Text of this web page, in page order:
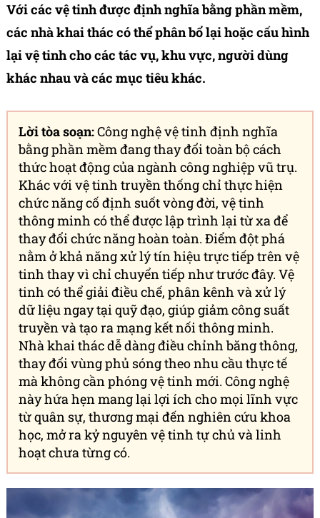
Với các vệ tinh được định nghĩa bằng phần mềm,
các nhà khai thác có thể phân bổ lại hoặc cấu hình
lại vệ tinh cho các tác vụ, khu vực, người dùng
khác nhau và các mục tiêu khác.
Lời tòa soạn:Công nghệ vệ tinh định nghĩa
bằng phần mềm đang thay đổi toàn bộ cách
thức hoạt động của ngành công nghiệp vũ trụ.
Khác với vệ tinh truyền thống chỉ thực hiện
chức năng cố định suốt vòng đời, vệ tinh
thông minh có thể được lập trình lại từ xa để
thay đổi chức năng hoàn toàn. Điểm đột phá
nằm ở khả năng xử lý tín hiệu trực tiếp trên vệ
tinh thay vì chỉ chuyển tiếp như trước đây. Vệ
tinh có thể giải điều chế, phân kênh và xử lý
dữ liệu ngay tại quỹ đạo, giúp giảm công suất
truyền và tạo ra mạng kết nối thông minh.
Nhà khai thác dễ dàng điều chỉnh băng thông,
thay đổi vùng phủ sóng theo nhu cầu thực tế
mà không cần phóng vệ tinh mới. Công nghệ
này hứa hẹn mang lại lợi ích cho mọi lĩnh vực
từ quân sự, thương mại đến nghiên cứu khoa
học, mở ra kỷ nguyên vệ tinh tự chủ và linh
hoạt chưa từng có.